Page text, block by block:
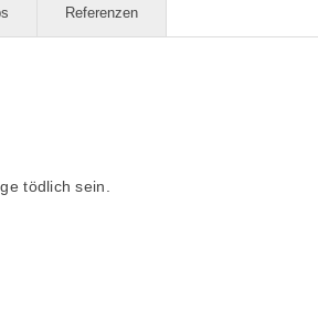
Referenzen
tödlich sein.